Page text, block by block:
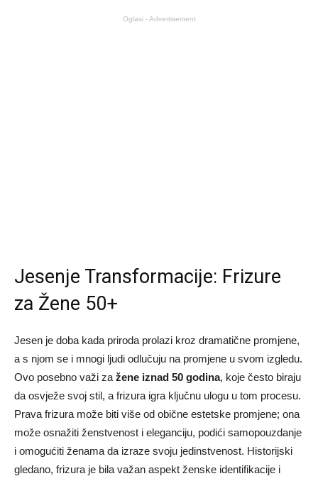
Oglasi - Advertisement
Jesenje Transformacije: Frizure
za Žene 50+
Jesen je doba kada priroda prolazi kroz dramatične promjene,
a s njom se i mnogi ljudi odlučuju na promjene u svom izgledu.
Ovo posebno važi za žene iznad 50 godina, koje često biraju
da osvježe svoj stil, a frizura igra ključnu ulogu u tom procesu.
Prava frizura može biti više od obične estetske promjene; ona
može osnažiti ženstvenost i eleganciju, podići samopouzdanje
i omogućiti ženama da izraze svoju jedinstvenost. Historijski
gledano, frizura je bila važan aspekt ženske identifikacije i